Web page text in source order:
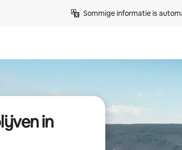
Sommige informatie is
in